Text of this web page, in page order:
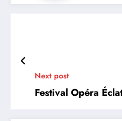
Next post
Festival Opéra